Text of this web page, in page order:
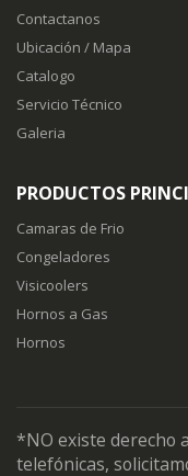
Contactanos
Ubicación / Mapa
Catalogo
Servicio Técnico
Galeria
PRODUCTOS
Camaras de Frio
Congeladores
Visicoolers
Hornos a Gas
Hornos
*NO existe derecho
telefónicas,